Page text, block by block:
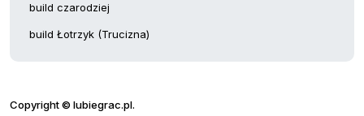
build czarodziej
build Łotrzyk (Trucizna)
Copyright © lubiegrac.pl.